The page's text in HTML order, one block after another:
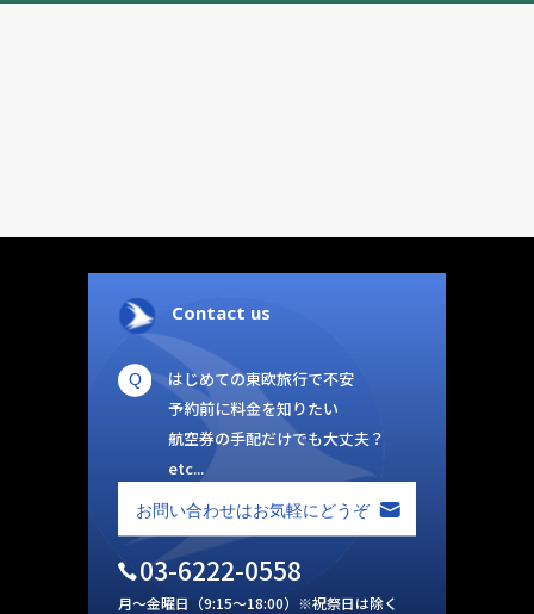
Contact us
はじめての東欧旅行で不安
予約前に料金を知りたい
航空券の手配だけでも大丈夫？
etc...
03-6222-0558
月～金曜日（9:15～18:00）※祝祭日は除く